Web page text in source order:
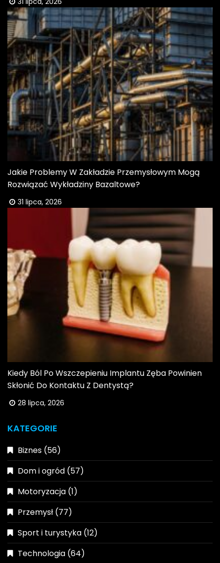
Jakie Problemy W Zakładzie Przemysłowym Mogą
Rozwiązać Wykładziny Bazaltowe?
31 lipca, 2026
Kiedy Ból Po Wszczepieniu Implantu Zęba Powinien
Skłonić Do Kontaktu Z Dentystą?
28 lipca, 2026
KATEGORIE
Biznes (56)
Dom i ogród (57)
Motoryzacja (1)
Przemysł (77)
Sport i turystyka (12)
Technologia (64)